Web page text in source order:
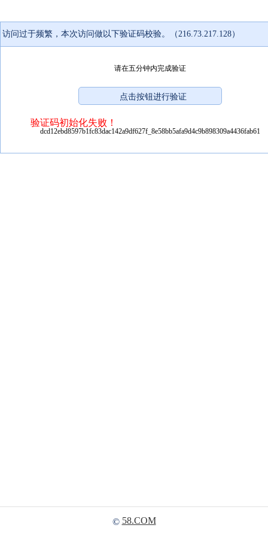
访问过于频繁，本次访问做以下验证码校验。（216.73.217.128）
请在五分钟内完成验证
验证码初始化失败！
dcd12ebd8597b1fc83dac142a9df627f_8e58bb5afa9d4c9b898309a4436fab61
© 58.COM